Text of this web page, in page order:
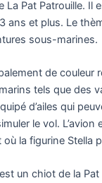
La Pat Patrouille. Il
ans et plus. Le
sous-marines.
de couleur
tels que des
d’ailes qui
le vol. L’avion
où la figurine Stella
un chiot de la